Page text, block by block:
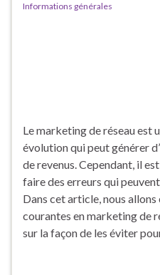
Informations générales
Le marketing de réseau est
évolution qui peut générer
de revenus. Cependant, il
faire des erreurs qui
Dans cet article, nous
courantes en marketing de
sur la façon de les éviter